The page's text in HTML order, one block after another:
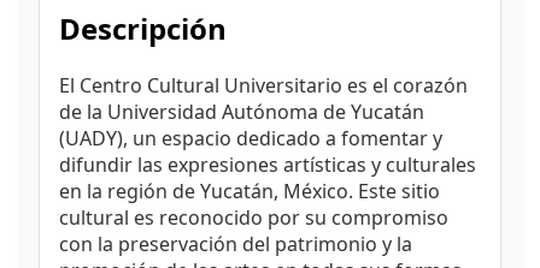
Descripción
El Centro Cultural Universitario es el corazón
de la Universidad Autónoma de Yucatán
(UADY), un espacio dedicado a fomentar y
difundir las expresiones artísticas y culturales
en la región de Yucatán, México. Este sitio
cultural es reconocido por su compromiso
con la preservación del patrimonio y la